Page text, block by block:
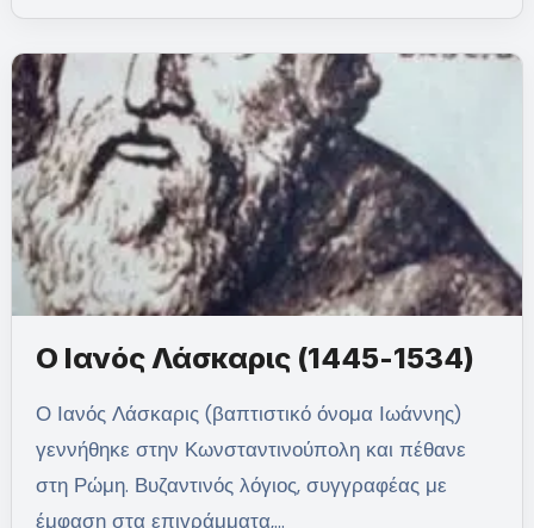
Ο Ιανός Λάσκαρις (1445-1534)
Ο Ιανός Λάσκαρις (βαπτιστικό όνομα Ιωάννης)
γεννήθηκε στην Κωνσταντινούπολη και πέθανε
στη Ρώμη. Βυζαντινός λόγιος, συγγραφέας με
έμφαση στα επιγράμματα,…